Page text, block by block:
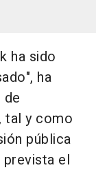
ha sido
ha
tal y como
pública
prevista el